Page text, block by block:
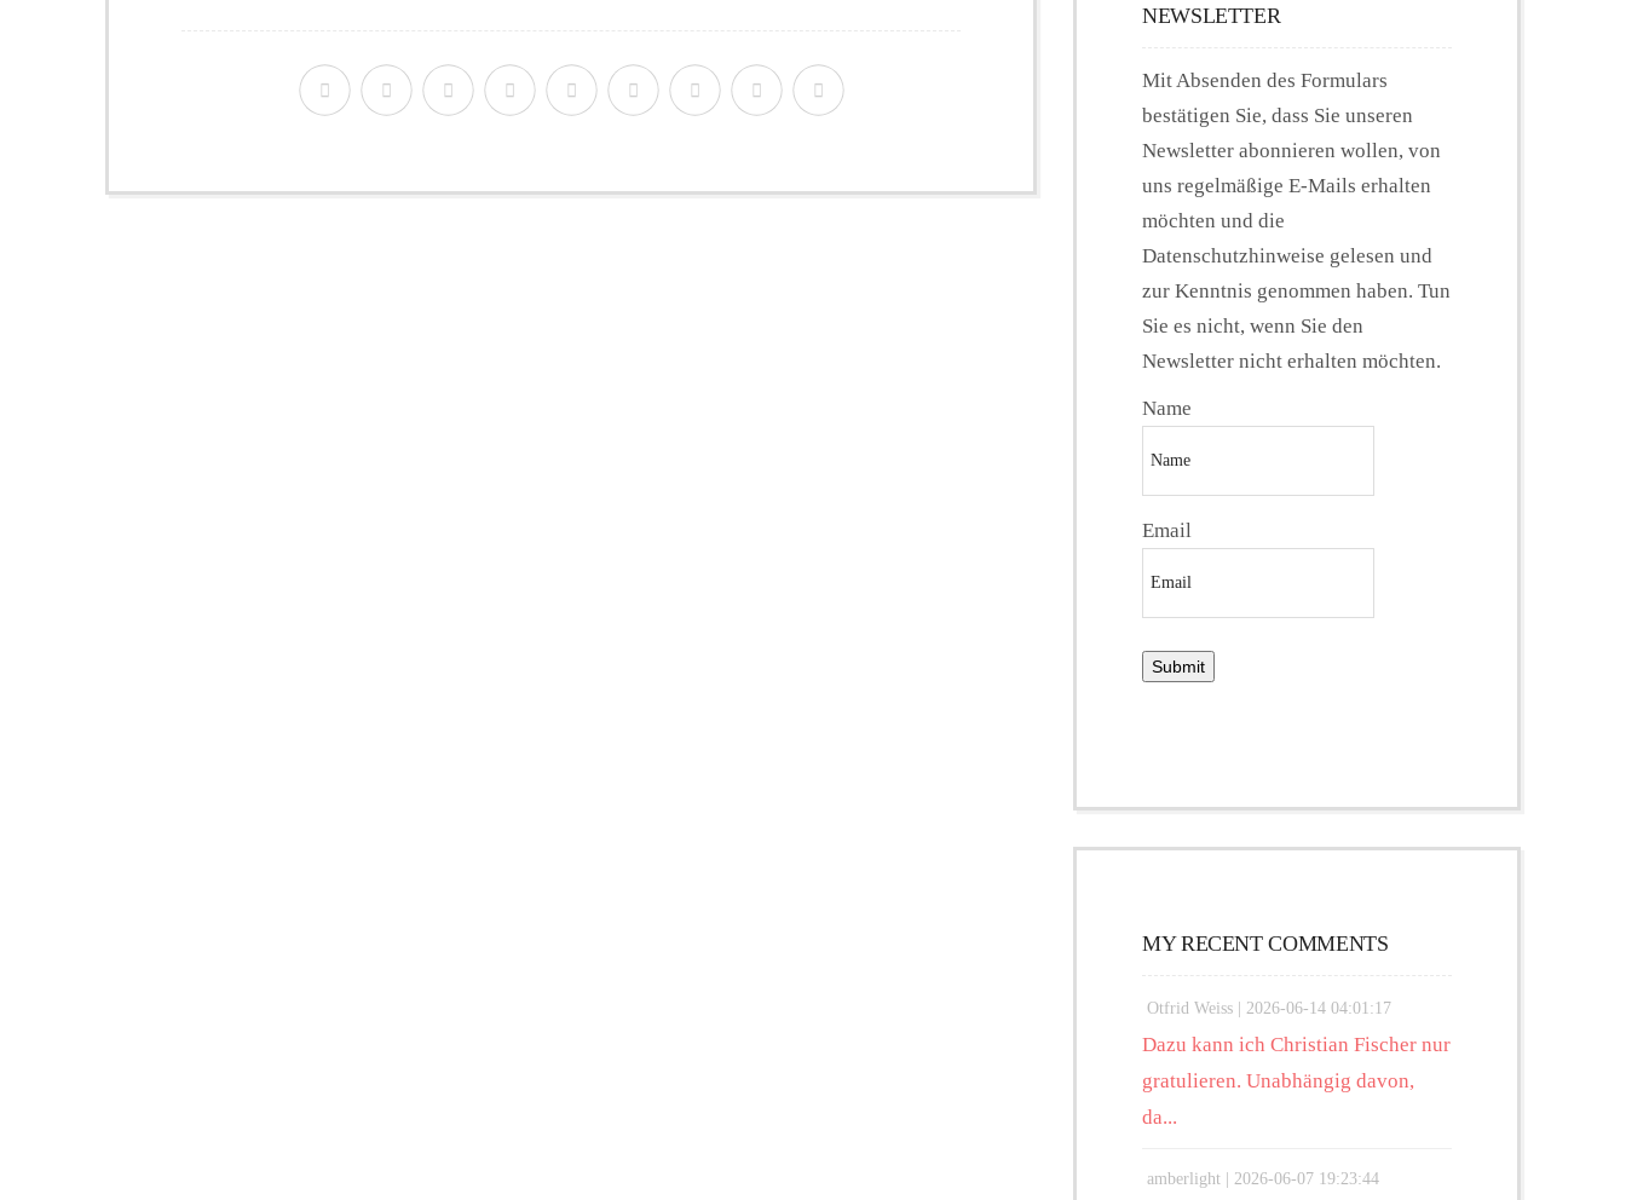
NEWSLETTER
Mit Absenden des Formulars
bestätigen Sie, dass Sie unseren
Newsletter abonnieren wollen, von
uns regelmäßige E-Mails erhalten
möchten und die
Datenschutzhinweise gelesen und
zur Kenntnis genommen haben. Tun
Sie es nicht, wenn Sie den
Newsletter nicht erhalten möchten.
Name
Email
MY RECENT COMMENTS
Otfrid Weiss | 2026-06-14 04:01:17
Dazu kann ich Christian Fischer nur
gratulieren. Unabhängig davon,
da...
amberlight | 2026-06-07 19:23:44